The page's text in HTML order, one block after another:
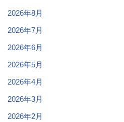
2026年8月
2026年7月
2026年6月
2026年5月
2026年4月
2026年3月
2026年2月